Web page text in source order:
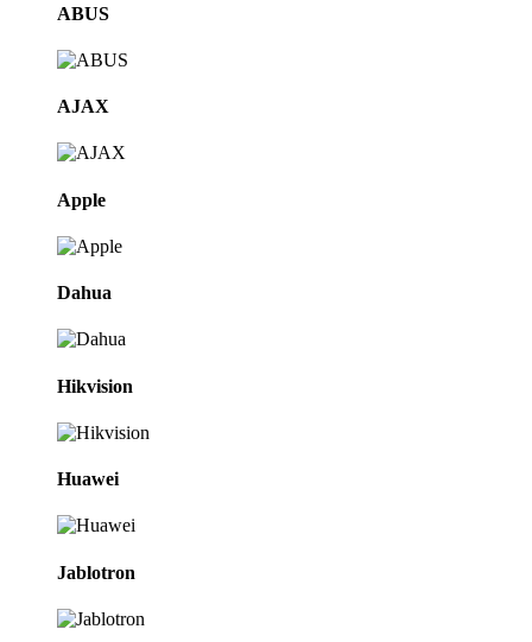
Brands Carousel
ABUS
AJAX
Apple
Dahua
Hikvision
Huawei
Jablotron